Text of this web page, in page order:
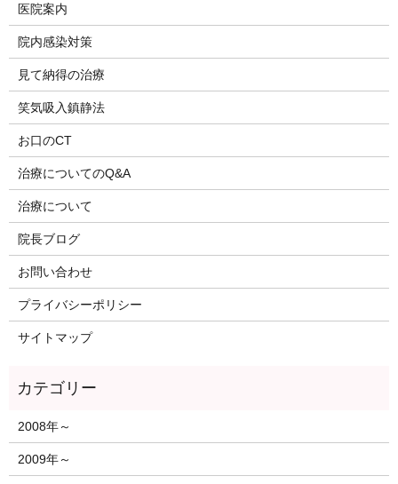
医院案内
院内感染対策
見て納得の治療
笑気吸入鎮静法
お口のCT
治療についてのQ&A
治療について
院長ブログ
お問い合わせ
プライバシーポリシー
サイトマップ
2008年～
2009年～